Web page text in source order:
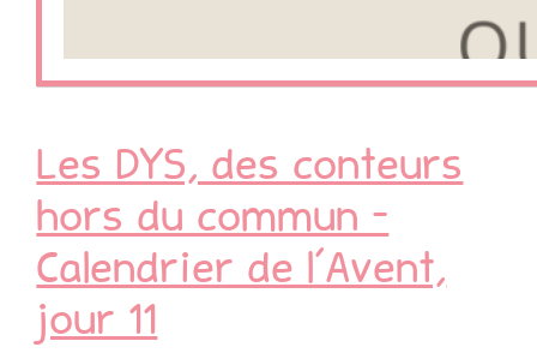
Les DYS, des conteurs
hors du commun –
Calendrier de l’Avent,
jour 11